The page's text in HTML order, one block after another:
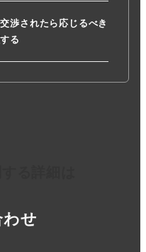
渉されたら応じるべき
る
せ